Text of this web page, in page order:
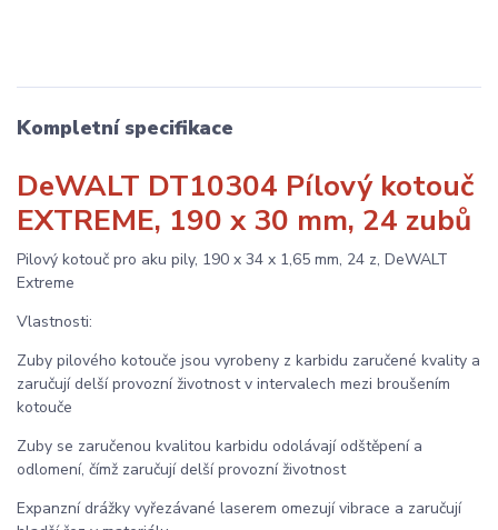
Kompletní specifikace
DeWALT DT10304 Pílový kotouč
EXTREME, 190 x 30 mm, 24 zubů
Pilový kotouč pro aku pily, 190 x 34 x 1,65 mm, 24 z, DeWALT
Extreme
Vlastnosti:
Zuby pilového kotouče jsou vyrobeny z karbidu zaručené kvality a
zaručují delší provozní životnost v intervalech mezi broušením
kotouče
Zuby se zaručenou kvalitou karbidu odolávají odštěpení a
odlomení, čímž zaručují delší provozní životnost
Expanzní drážky vyřezávané laserem omezují vibrace a zaručují